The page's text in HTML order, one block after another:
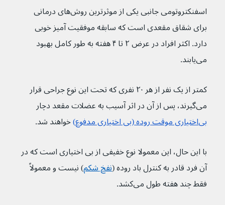
اسفنکتروتومی جانبی یکی از موثرترین روش‌های درمانی
برای شقاق مقعدی است که سابقه موفقیت آمیز خوبی
دارد. اکثر افراد در عرض ۲ تا ۴ هفته به طور کامل بهبود
می‌یابند.
کمتر از یک نفر از هر ۲۰ نفری که تحت این نوع جراحی قرار
می‌گیرند، پس از آن در اثر آسیب به عضلات مقعد دچار
بی‌اختیاری موقت روده (بی اختیاری مدفوع)
خواهند شد.
با این حال، این معمولا نوع خفیفی از بی اختیاری است که در
آن فرد قادر به کنترل باد روده (نفخ شکم) نیست و معمولاً
فقط چند هفته طول می‌کشد.